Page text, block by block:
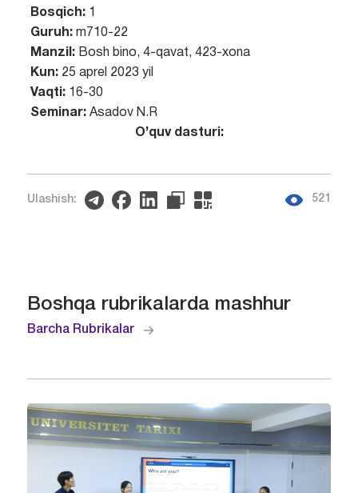
Bosqich:1
Guruh:m710-22
Manzil:Bosh bino, 4-qavat, 423-xona
Kun: 25 aprel 2023 yil
Vaqti:16-30
Seminar:Asadov N.R
O’quv dasturi:
Ulashish: 521
Boshqa rubrikalarda mashhur
Barcha Rubrikalar